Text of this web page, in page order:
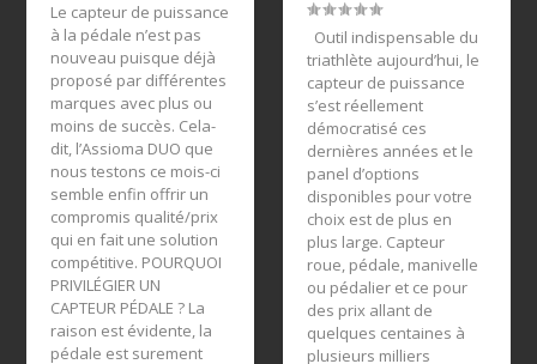
Le capteur de puissance
à la pédale n’est pas
nouveau puisque déjà
proposé par différentes
marques avec plus ou
moins de succès. Cela-
dit, l’Assioma DUO que
nous testons ce mois-ci
semble enfin offrir un
compromis qualité/prix
qui en fait une solution
compétitive. POURQUOI
PRIVILÉGIER UN
CAPTEUR PÉDALE ? La
raison est évidente, la
pédale est surement
Outil indispensable du
triathlète aujourd’hui, le
capteur de puissance
s’est réellement
démocratisé ces
dernières années et le
panel d’options
disponibles pour votre
choix est de plus en
plus large. Capteur
roue, pédale, manivelle
ou pédalier et ce pour
des prix allant de
quelques centaines à
plusieurs milliers